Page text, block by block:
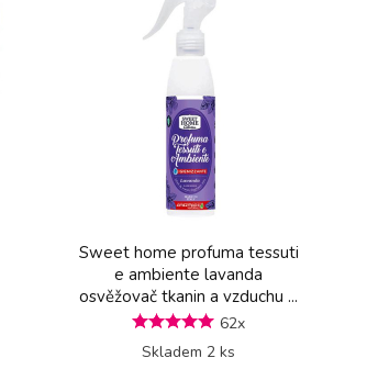
Sweet home profuma tessuti
e ambiente lavanda
osvěžovač tkanin a vzduchu ...
62x
Skladem 2 ks